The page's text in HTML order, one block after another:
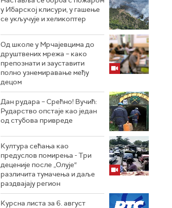
у Ибарској клисури, у гашење
се укључује и хеликоптер
Од школе у Мрчајевцима до
друштвених мрежа – како
препознати и зауставити
полно узнемиравање међу
децом
Дан рудара – Срећно! Вучић:
Рударство опстаје као један
од стубова привреде
Култура сећања као
предуслов помирења ­- Три
деценије после „Олује“
различита тумачења и даље
раздвајају регион
Курсна листа за 6. август